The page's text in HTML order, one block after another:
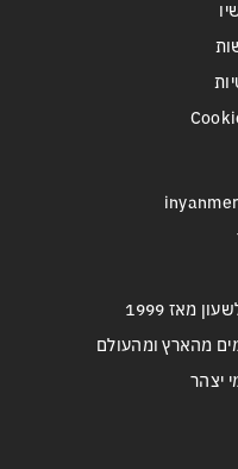
מאז 1999
מהארץ ומהעולם
יצהר